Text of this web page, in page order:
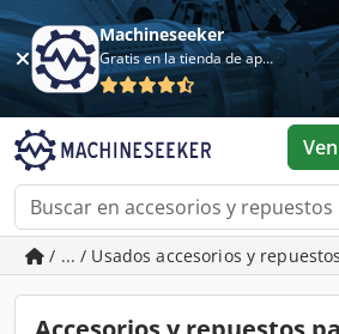
Machineseeker
Gratis en la tienda de aplicaciones
/ ... / Usados accesorios y